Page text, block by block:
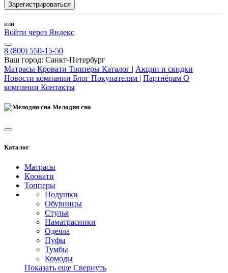
Зарегистрироваться
или
Войти через Яндекс
8 (800) 550-15-50
Ваш город: Санкт-Петербург
Матрасы Кровати Топперы Каталог | Акции и скидки
Новости компании Блог Покупателям | Партнёрам О
компании Контакты
Мелодия сна
Каталог
Матрасы
Кровати
Топперы
Подушки
Обувницы
Стулья
Наматрасники
Одеяла
Пуфы
Тумбы
Комоды
Показать еще Свернуть